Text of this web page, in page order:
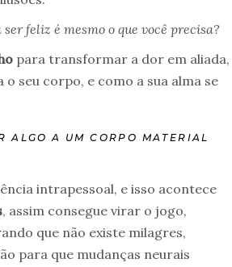
feliz é mesmo o que você precisa?
para transformar a dor em aliada,
seu corpo, e como a sua alma se
ALGO A UM CORPO MATERIAL
intrapessoal, e isso acontece
, assim consegue virar o jogo,
que não existe milagres,
para que mudanças neurais